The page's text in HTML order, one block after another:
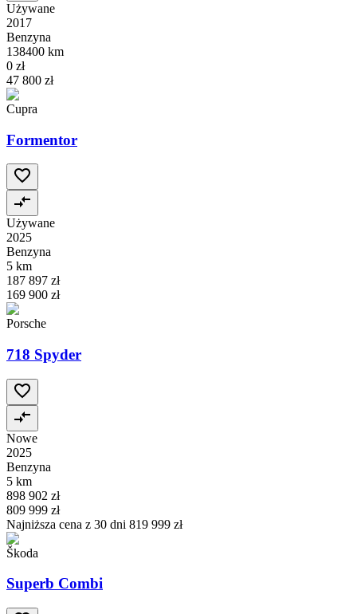
Używane
2017
Benzyna
138400 km
0 zł
47 800 zł
Cupra
Formentor
Używane
2025
Benzyna
5 km
187 897 zł
169 900 zł
Porsche
718 Spyder
Nowe
2025
Benzyna
5 km
898 902 zł
809 999 zł
Najniższa cena z 30 dni 819 999 zł
Škoda
Superb Combi